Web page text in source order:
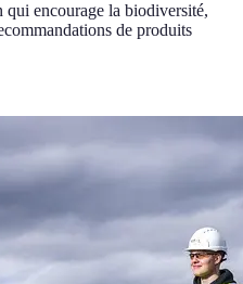
encourage la biodiversité,
de produits